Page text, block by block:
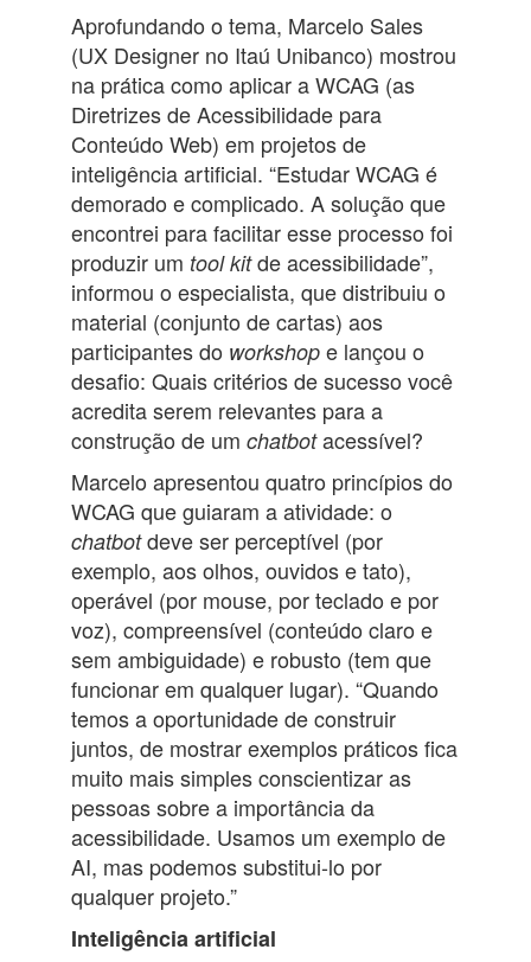
Aprofundando o tema, Marcelo Sales
(UX Designer no Itaú Unibanco) mostrou
na prática como aplicar a WCAG (as
Diretrizes de Acessibilidade para
Conteúdo Web) em projetos de
inteligência artificial. “Estudar WCAG é
demorado e complicado. A solução que
encontrei para facilitar esse processo foi
produzir um tool kitde acessibilidade”,
informou o especialista, que distribuiu o
material (conjunto de cartas) aos
participantes do workshop e lançou o
desafio: Quais critérios de sucesso você
acredita serem relevantes para a
construção de um chatbotacessível?
Marcelo apresentou quatro princípios do
WCAG que guiaram a atividade: o
chatbotdeve ser perceptível (por
exemplo, aos olhos, ouvidos e tato),
operável (por mouse, por teclado e por
voz), compreensível (conteúdo claro e
sem ambiguidade) e robusto (tem que
funcionar em qualquer lugar). “Quando
temos a oportunidade de construir
juntos, de mostrar exemplos práticos fica
muito mais simples conscientizar as
pessoas sobre a importância da
acessibilidade. Usamos um exemplo de
AI, mas podemos substitui-lo por
qualquer projeto.”
Inteligência artificial